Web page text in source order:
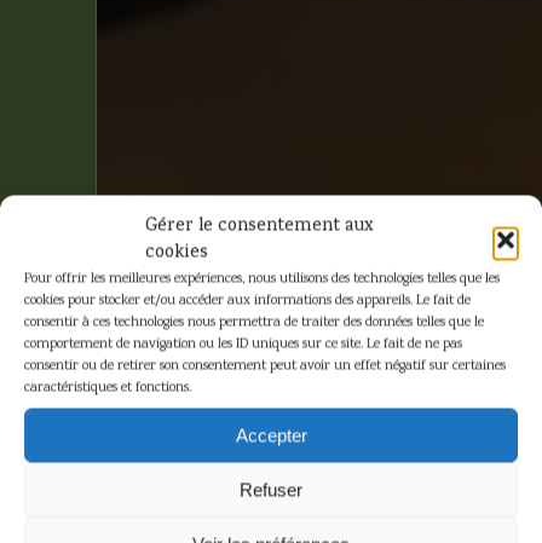
Gérer le consentement aux
cookies
Pour offrir les meilleures expériences, nous utilisons des technologies telles que les
cookies pour stocker et/ou accéder aux informations des appareils. Le fait de
consentir à ces technologies nous permettra de traiter des données telles que le
comportement de navigation ou les ID uniques sur ce site. Le fait de ne pas
consentir ou de retirer son consentement peut avoir un effet négatif sur certaines
caractéristiques et fonctions.
Accepter
Refuser
Uderzo et
Goscinny –